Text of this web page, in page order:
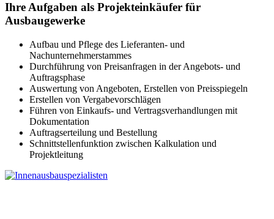
Ihre Aufgaben als Projekteinkäufer für
Ausbaugewerke
Aufbau und Pflege des Lieferanten- und
Nachunternehmerstammes
Durchführung von Preisanfragen in der Angebots- und
Auftragsphase
Auswertung von Angeboten, Erstellen von Preisspiegeln
Erstellen von Vergabevorschlägen
Führen von Einkaufs- und Vertragsverhandlungen mit
Dokumentation
Auftragserteilung und Bestellung
Schnittstellenfunktion zwischen Kalkulation und
Projektleitung